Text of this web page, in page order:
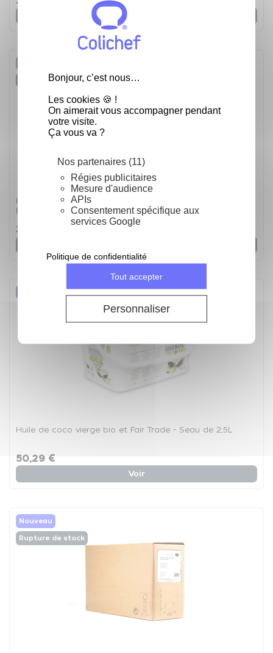
Bonjour, c’est nous…
Les cookies 🍪 !
On aimerait vous accompagner pendant
votre visite.
Ça vous va ?
Nos partenaires (11)
Régies publicitaires
Mesure d'audience
APIs
Consentement spécifique aux
services Google
Tout accepter
Personnaliser
Politique de confidentialité
Rupture de stock
Huile de colza vierge bio - Format Bag in Box - Bag in
Box 3L
30,08 €
Huile de coco vierge bio et Fair Trade - Seau de 2,5L
50,29 €
Voir
Nouveau
Rupture de stock